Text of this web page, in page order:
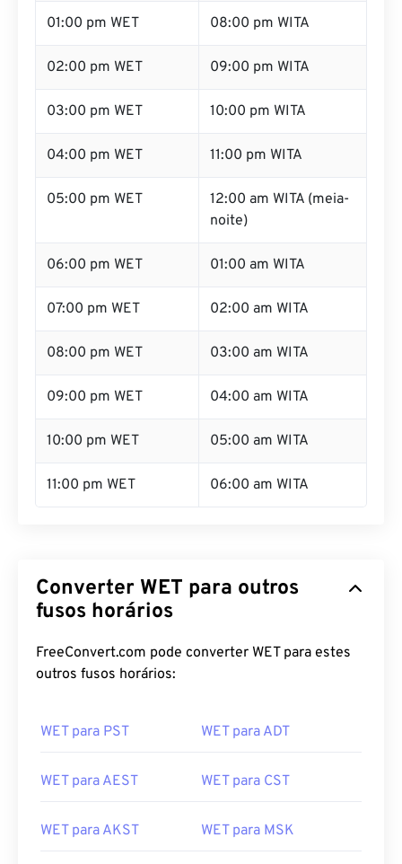
01:00 pm WET 08:00 pm WITA
02:00 pm WET 09:00 pm WITA
03:00 pm WET 10:00 pm WITA
04:00 pm WET 11:00 pm WITA
05:00 pm WET
12:00 am WITA (meia-
noite)
06:00 pm WET 01:00 am WITA
07:00 pm WET 02:00 am WITA
08:00 pm WET 03:00 am WITA
09:00 pm WET 04:00 am WITA
10:00 pm WET 05:00 am WITA
11:00 pm WET 06:00 am WITA
Converter WET para outros
fusos horários
FreeConvert.com pode converter WET para estes
outros fusos horários:
WET para PST WET para ADT
WET para AEST WET para CST
WET para AKST WET para MSK